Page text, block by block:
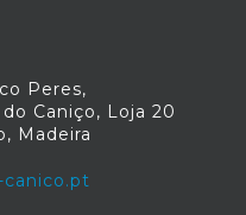
Peres,
Caniço, Loja 20
Madeira
canico.pt